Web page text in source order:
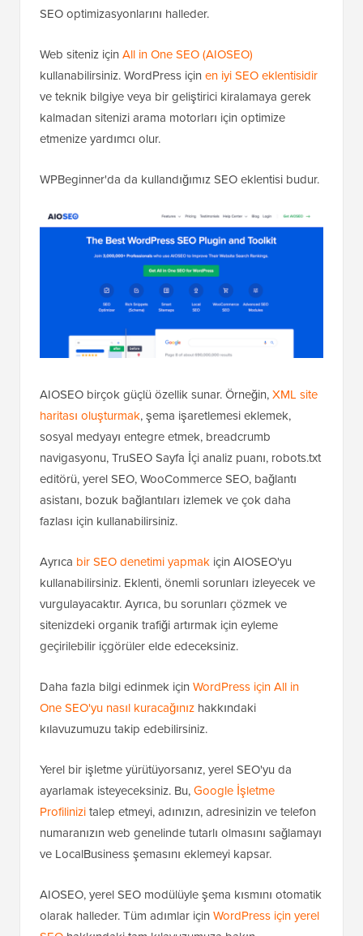
SEO optimizasyonlarını halleder.
Web siteniz için All in One SEO (AIOSEO)
kullanabilirsiniz. WordPress için en iyi SEO eklentisidir
ve teknik bilgiye veya bir geliştirici kiralamaya gerek
kalmadan sitenizi arama motorları için optimize
etmenize yardımcı olur.
WPBeginner'da da kullandığımız SEO eklentisi budur.
AIOSEO birçok güçlü özellik sunar. Örneğin,XML site
haritası oluşturmak, şema işaretlemesi eklemek,
sosyal medyayı entegre etmek, breadcrumb
navigasyonu, TruSEO Sayfa İçi analiz puanı, robots.txt
editörü, yerel SEO, WooCommerce SEO, bağlantı
asistanı, bozuk bağlantıları izlemek ve çok daha
fazlası için kullanabilirsiniz.
Ayrıca bir SEO denetimi yapmak için AIOSEO'yu
kullanabilirsiniz. Eklenti, önemli sorunları izleyecek ve
vurgulayacaktır. Ayrıca, bu sorunları çözmek ve
sitenizdeki organik trafiği artırmak için eyleme
geçirilebilir içgörüler elde edeceksiniz.
Daha fazla bilgi edinmek için WordPress için All in
One SEO'yu nasıl kuracağınız hakkındaki
kılavuzumuzu takip edebilirsiniz.
Yerel bir işletme yürütüyorsanız, yerel SEO'yu da
ayarlamak isteyeceksiniz. Bu,Google İşletme
Profilinizitalep etmeyi, adınızın, adresinizin ve telefon
numaranızın web genelinde tutarlı olmasını sağlamayı
ve LocalBusiness şemasını eklemeyi kapsar.
AIOSEO, yerel SEO modülüyle şema kısmını otomatik
olarak halleder. Tüm adımlar için WordPress için yerel